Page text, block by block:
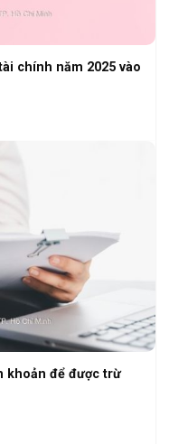
chính năm 2025 vào
khoản để được trừ